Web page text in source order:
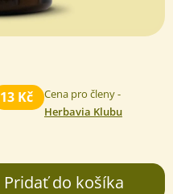
13 Kč
Cena pro členy -
Herbavia Klubu
Pridať do košíka